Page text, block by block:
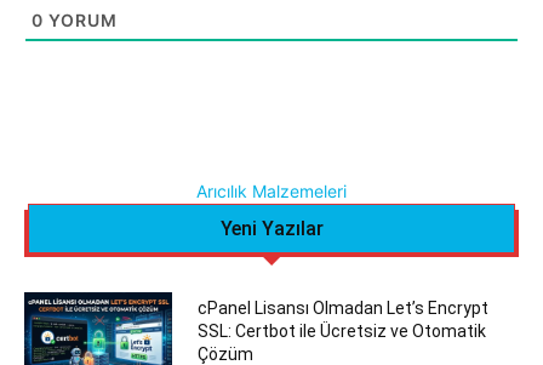
0 YORUM
Arıcılık Malzemeleri
Yeni Yazılar
cPanel Lisansı Olmadan Let’s Encrypt
SSL: Certbot ile Ücretsiz ve Otomatik
Çözüm